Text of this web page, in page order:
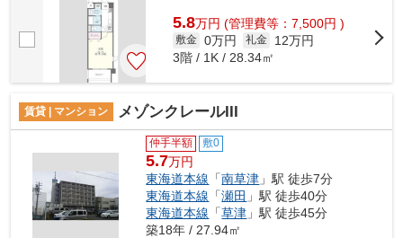
5.8万円 (管理費等：7,500円 )
敷金 0万円 礼金
12万円
3階 / 1K / 28.34㎡
賃貸 | マンション メゾンクレールIII
仲手半額 敷0
5.7万円
東海道本線 「南草津 」駅 徒歩7分
東海道本線 「瀬田 」駅 徒歩40分
東海道本線 「草津 」駅 徒歩45分
築18年 / 27.94㎡